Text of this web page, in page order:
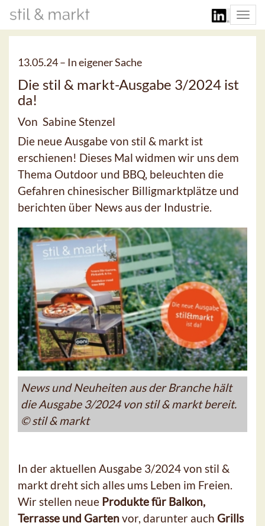
13.05.24 – In eigener Sache
Die stil & markt-Ausgabe 3/2024 ist
da!
Von Sabine Stenzel
Die neue Ausgabe von stil & markt ist
erschienen! Dieses Mal widmen wir uns dem
Thema Outdoor und BBQ, beleuchten die
Gefahren chinesischer Billigmarktplätze und
berichten über News aus der Industrie.
News und Neuheiten aus der Branche hält
die Ausgabe 3/2024 von stil & markt bereit.
© stil & markt
In der aktuellen Ausgabe 3/2024 von stil &
markt dreht sich alles ums Leben im Freien.
Wir stellen neue Produkte für Balkon,
Terrasse und Gartenvor, darunter auch Grills